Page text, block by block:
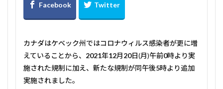
カナダはケベック州ではコロナウィルス感染者が更に増
えていることから、 2021年12月20日(月)午前0時より実
施された規制に加え、新たな規制が同午後5時より追加
実施されました。